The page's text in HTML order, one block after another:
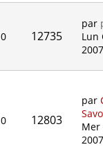
0 12735
par
Lun
0 12803
par
Mer